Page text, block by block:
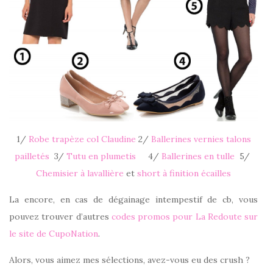
1/ Robe trapèze col Claudine 2/ Ballerines vernies talons
pailletés 3/ Tutu en plumetis 4/ Ballerines en tulle 5/
Chemisier à lavallière et short à finition écailles
La encore, en cas de dégainage intempestif de cb, vous
pouvez trouver d’autres codes promos pour La Redoute sur
le site de CupoNation.
Alors, vous aimez mes sélections, avez-vous eu des crush ?